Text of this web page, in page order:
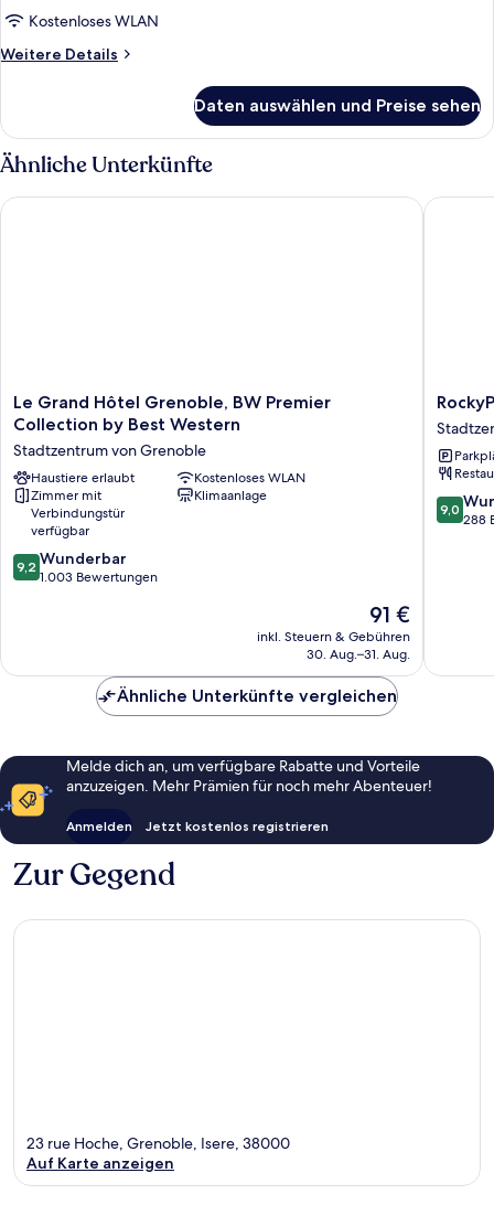
Room
anzeigen
Kostenloses WLAN
Weitere Details
Weitere
Room
Daten auswählen und Preise sehen
Ähnliche Unterkünfte
Le
Grand
Grenoble,
BW
Premier
Collection
Best
Western
Le Grand Hôtel Grenoble, BW Premier
Collection by Best Western
Stadtzentrum von Grenoble
Haustiere erlaubt
Kostenloses WLAN
Zimmer mit
Verbindungstür
verfügbar
Klimaanlage
9.2
von
9,2 Wunderbar
1.003 Bewertungen
Der
Preis
beträgt
91 €
inkl. Steuern & Gebühren
30. Aug.–31. Aug.
Le Grand Hôtel Grenoble, BW Premier Collection by Best
Hotel
von
9.0
von
9,0
288
Ähnliche Unterkünfte vergleichen
Melde dich an, um verfügbare Rabatte und Vorteile
anzuzeigen. Mehr Prämien für noch mehr Abenteuer!
Anmelden Jetzt kostenlos registrieren
Zur Gegend
23 rue Hoche, Grenoble, Isere, 38000
Auf Karte anzeigen